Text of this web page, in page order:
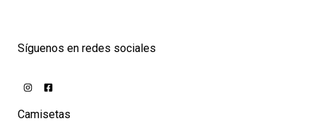
Síguenos en redes sociales
Camisetas